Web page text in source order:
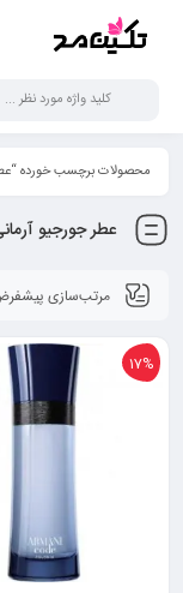
محصولات برچسب خورده “عطر
عطر جورجیو
17%